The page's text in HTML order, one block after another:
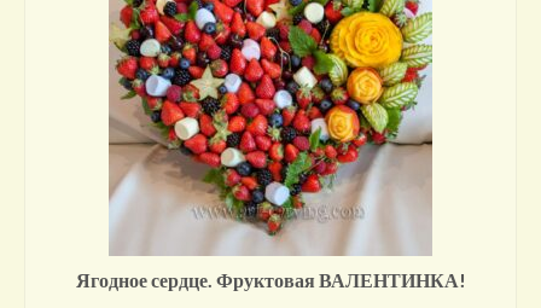
Ягодное сердце. Фруктовая ВАЛЕНТИНКА!